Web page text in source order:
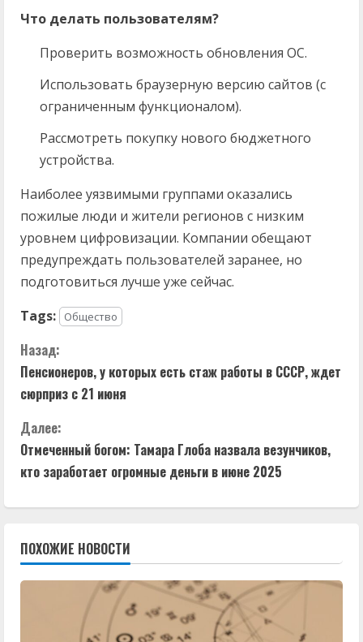
Что делать пользователям?
Проверить возможность обновления ОС.
Использовать браузерную версию сайтов (с
ограниченным функционалом).
Рассмотреть покупку нового бюджетного
устройства.
Наиболее уязвимыми группами оказались
пожилые люди и жители регионов с низким
уровнем цифровизации. Компании обещают
предупреждать пользователей заранее, но
подготовиться лучше уже сейчас.
Tags:
Общество
П
р
о
д
ж
и
Назад:
Пенсионеров, у которых есть стаж работы в СССР, ждет
сюрприз с 21 июня
Далее:
Отмеченный богом: Тамара Глоба назвала везунчиков,
кто заработает огромные деньги в июне 2025
ПОХОЖИЕ НОВОСТИ